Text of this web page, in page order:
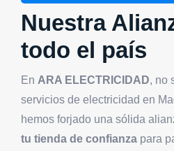
Nuestra
todo el país
En ARA ELECTRICIDAD, no
servicios de electricidad en
hemos forjado una sólida
tu tienda de confianza para